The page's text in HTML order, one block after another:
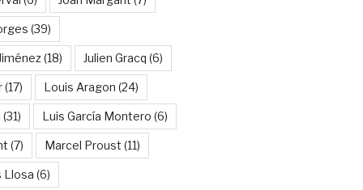
(39)
(18) Julien Gracq (6)
(17) Louis Aragon (24)
(31) Luis García Montero (6)
(7) Marcel Proust (11)
Llosa (6)